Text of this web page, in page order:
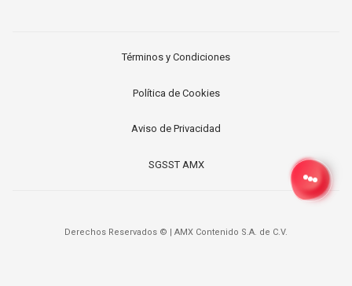
Términos y Condiciones
Política de Cookies
Aviso de Privacidad
SGSST AMX
Derechos Reservados © AMX Contenido S.A. de C.V.